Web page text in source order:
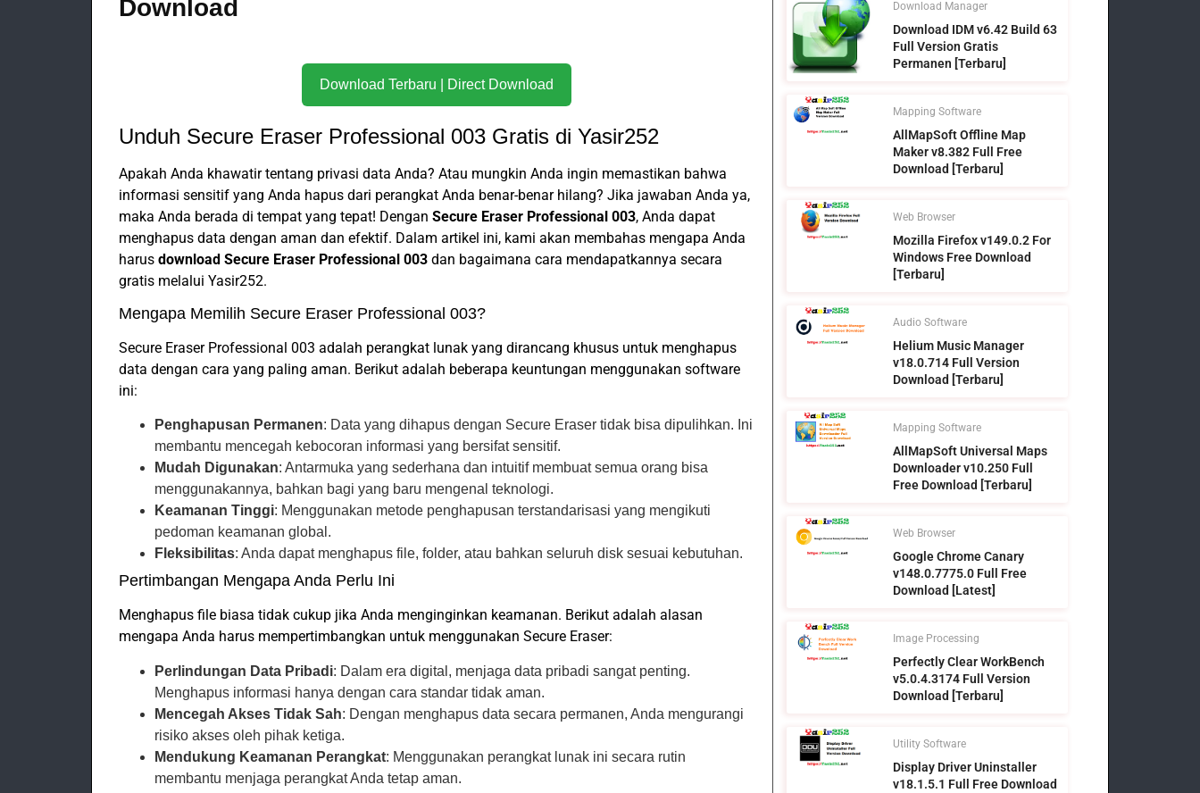
Download
Download Terbaru | Direct Download
Unduh Secure Eraser Professional 003 Gratis di Yasir252
Apakah Anda khawatir tentang privasi data Anda? Atau mungkin Anda ingin memastikan bahwa
informasi sensitif yang Anda hapus dari perangkat Anda benar-benar hilang? Jika jawaban Anda ya,
maka Anda berada di tempat yang tepat! Dengan Secure Eraser Professional 003, Anda dapat
menghapus data dengan aman dan efektif. Dalam artikel ini, kami akan membahas mengapa Anda
harus download Secure Eraser Professional 003 dan bagaimana cara mendapatkannya secara
gratis melalui Yasir252.
Mengapa Memilih Secure Eraser Professional 003?
Secure Eraser Professional 003 adalah perangkat lunak yang dirancang khusus untuk menghapus
data dengan cara yang paling aman. Berikut adalah beberapa keuntungan menggunakan software
ini:
Penghapusan Permanen: Data yang dihapus dengan Secure Eraser tidak bisa dipulihkan. Ini
membantu mencegah kebocoran informasi yang bersifat sensitif.
Mudah Digunakan: Antarmuka yang sederhana dan intuitif membuat semua orang bisa
menggunakannya, bahkan bagi yang baru mengenal teknologi.
Keamanan Tinggi: Menggunakan metode penghapusan terstandarisasi yang mengikuti
pedoman keamanan global.
Fleksibilitas: Anda dapat menghapus file, folder, atau bahkan seluruh disk sesuai kebutuhan.
Pertimbangan Mengapa Anda Perlu Ini
Menghapus file biasa tidak cukup jika Anda menginginkan keamanan. Berikut adalah alasan
mengapa Anda harus mempertimbangkan untuk menggunakan Secure Eraser:
Perlindungan Data Pribadi: Dalam era digital, menjaga data pribadi sangat penting.
Menghapus informasi hanya dengan cara standar tidak aman.
Mencegah Akses Tidak Sah: Dengan menghapus data secara permanen, Anda mengurangi
risiko akses oleh pihak ketiga.
Mendukung Keamanan Perangkat: Menggunakan perangkat lunak ini secara rutin
membantu menjaga perangkat Anda tetap aman.
Download Manager
Download IDM v6.42 Build 63
Full Version Gratis
Permanen [Terbaru]
Mapping Software
AllMapSoft Offline Map
Maker v8.382 Full Free
Download [Terbaru]
Web Browser
Mozilla Firefox v149.0.2 For
Windows Free Download
[Terbaru]
Audio Software
Helium Music Manager
v18.0.714 Full Version
Download [Terbaru]
Mapping Software
AllMapSoft Universal Maps
Downloader v10.250 Full
Free Download [Terbaru]
Web Browser
Google Chrome Canary
v148.0.7775.0 Full Free
Download [Latest]
Image Processing
Perfectly Clear WorkBench
v5.0.4.3174 Full Version
Download [Terbaru]
Utility Software
Display Driver Uninstaller
v18.1.5.1 Full Free Download